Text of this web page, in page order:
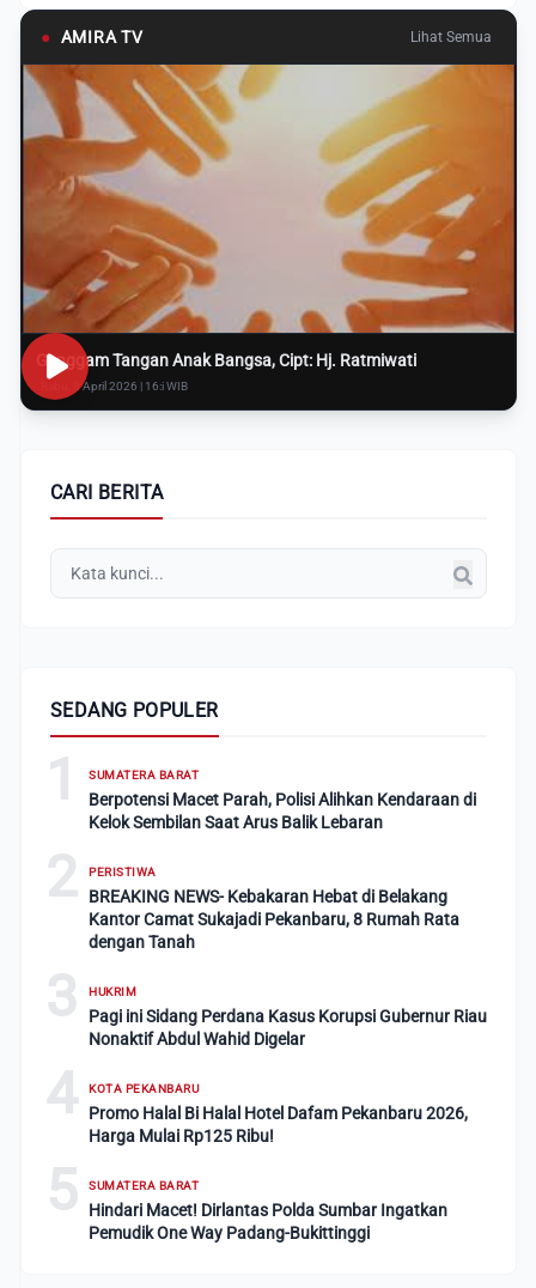
● AMIRA TV Lihat Semua
Genggam Tangan Anak Bangsa, Cipt: Hj. Ratmiwati
Rabu, 8 April 2026 | 16:i WIB
CARI BERITA
SEDANG POPULER
1 SUMATERA BARAT
Berpotensi Macet Parah, Polisi Alihkan Kendaraan di
Kelok Sembilan Saat Arus Balik Lebaran
2 PERISTIWA
BREAKING NEWS- Kebakaran Hebat di Belakang
Kantor Camat Sukajadi Pekanbaru, 8 Rumah Rata
dengan Tanah
3 HUKRIM
Pagi ini Sidang Perdana Kasus Korupsi Gubernur Riau
Nonaktif Abdul Wahid Digelar
4 KOTA PEKANBARU
Promo Halal Bi Halal Hotel Dafam Pekanbaru 2026,
Harga Mulai Rp125 Ribu!
5 SUMATERA BARAT
Hindari Macet! Dirlantas Polda Sumbar Ingatkan
Pemudik One Way Padang-Bukittinggi